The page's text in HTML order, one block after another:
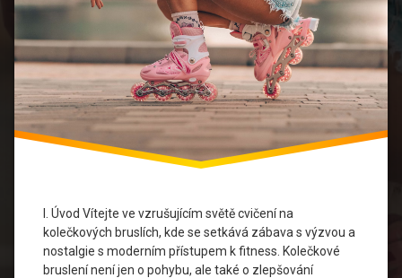
I. Úvod Vítejte ve vzrušujícím světě cvičení na
kolečkových bruslích, kde se setkává zábava s výzvou a
nostalgie s moderním přístupem k fitness. Kolečkové
bruslení není jen o pohybu, ale také o zlepšování
Sportovní
Trénink pro
začátečníky
Zábavný
trénink